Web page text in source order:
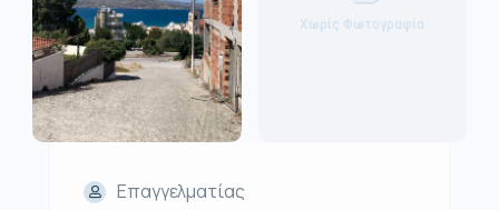
Χωρίς Φωτογραφία
Επαγγελματίας